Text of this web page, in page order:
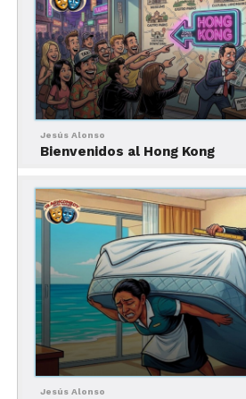
estratégicamente ubicada a solo
ciudad. Desde aquí, pueden
principales sitios turísticos como
Biblioteca Palafoxiana y los
artesanías. Su ubicación
explorar fácilmente los lugares
sin perder la comodidad de
tranquilo.
4. Gastronomía
Jesús Alonso
Bienvenidos al Hong Kong
Jesús Alonso